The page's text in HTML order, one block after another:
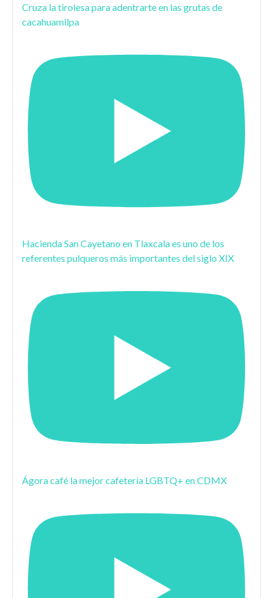
Cruza la tirolesa para adentrarte en las grutas de
cacahuamilpa
Hacienda San Cayetano en Tlaxcala es uno de los
referentes pulqueros más importantes del siglo XIX
Ágora café la mejor cafetería LGBTQ+ en CDMX